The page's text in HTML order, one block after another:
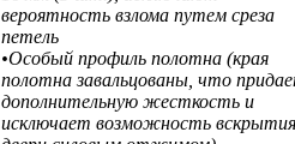
вероятность взлома путем среза
петель
•Особый профиль полотна (края
полотна завальцованы, что
дополнительную жесткость и
исключает возможность вскрытия